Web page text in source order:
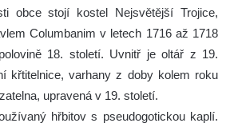
obce stojí kostel Nejsvětější Trojice,
Columbanim v letech 1716 až 1718
18. století. Uvnitř je oltář z 19.
křtitelnice, varhany z doby kolem roku
upravená v 19. století.
hřbitov s pseudogotickou kaplí.